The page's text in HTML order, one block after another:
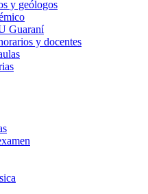
y geólogos
Guaraní
y docentes